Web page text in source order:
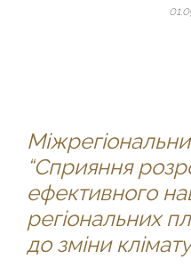
“Сприяння
ефективного
регіональних
до зміни